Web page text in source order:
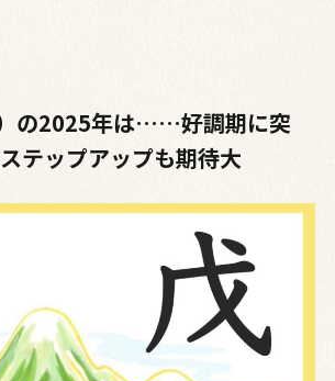
の2025年は……好調期に突
テップアップも期待大